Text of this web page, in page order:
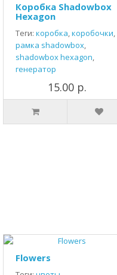
Коробка Shadowbox
Hexagon
Теги: коробка,коробочки,
рамка shadowbox,
shadowbox hexagon,
генератор
15.00 р.
Flowers